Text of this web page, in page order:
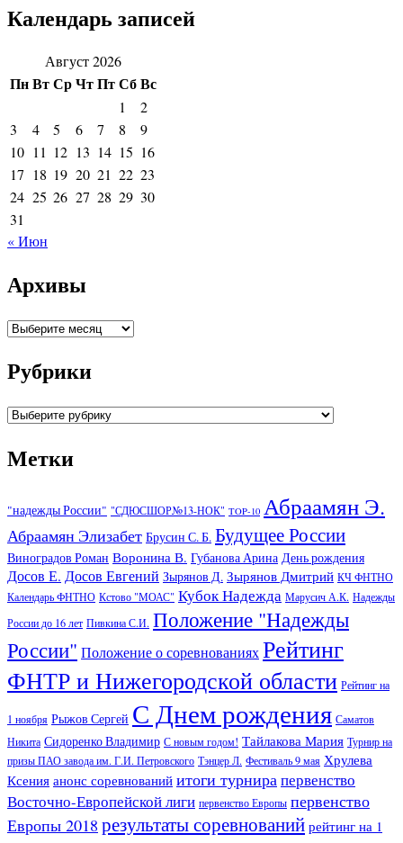
Календарь записей
Август 2026
ПнВтСрЧтПтСбВс
1
2
3
4 5 6 7 8
9
10 11 12 13 14 15 16
17 18 19 20 21 22 23
24 25 26 27 28 29 30
31
« Июн
Архивы
Архивы
Рубрики
Рубрики
Метки
"надежды России" "СДЮСШОР№13-НОК" TOP-10 Абраамян Э.
Абраамян Элизабет Брусин С. Б. Будущее России
Виноградов Роман Воронина В. Губанова Арина День рождения
Досов Е. Досов Евгений Зырянов Д. Зырянов Дмитрий КЧ ФНТНО
Календарь ФНТНО Кстово "МОАС" Кубок Надежда Марусич А.К. Надежды
России до 16 лет Пивкина С.И. Положение "Надежды
России" Положение о соревнованияхРейтинг
ФНТР и Нижегородской области Рейтинг на
1 ноября Рыжов Сергей С Днем рождения Саматов
Никита Сидоренко Владимир С новым годом! Тайлакова Мария Турнир на
призы ПАО завода им. Г.И. Петровского Тэнцер Л. Фестиваль 9 мая Хрулева
Ксения анонс соревнований итоги турнирапервенство
Восточно-Европейской лиги первенство Европы первенство
Европы 2018 результаты соревнований рейтинг на 1